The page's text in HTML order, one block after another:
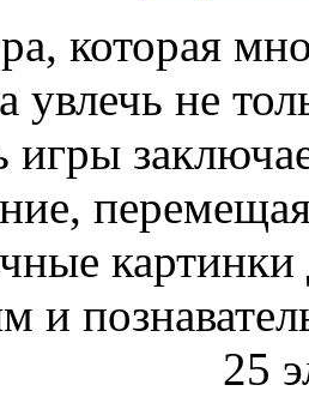
которая
увлечь не
игры
и
25